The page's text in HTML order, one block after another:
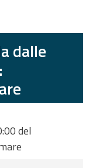
dalle
del